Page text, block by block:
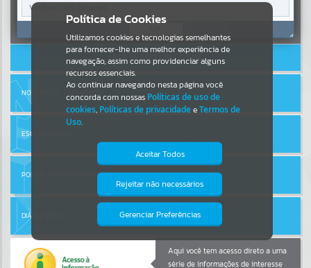
Por favor, aguarde...
SERVIÇOS
Por favor, aguarde...
PÁGINAS
ACESSAR SEM LOGIN
NOTA FISCAL ELETRÔNICA
ESCRITA FISCAL
PORTAL DA TRANSPARÊNCIA
DIÁRIO OFICIAL
Aqui você tem acesso direto a uma
série de informações de interesse
Política de Cookies
Utilizamos cookies e tecnologias semelhantes
para fornecer-lhe uma melhor experiência de
navegação, assim como providenciar alguns
recursos essenciais.
Ao continuar navegando nesta página você
concorda com nossas Políticas de uso de
cookies, Políticas de privacidadeeTermos de
Uso.
Aceitar Todos
Rejeitar não necessários
Gerenciar Preferências
Isto significa que diversos recursos
providenciados poderão não estar
Verificar Mais Detalhes